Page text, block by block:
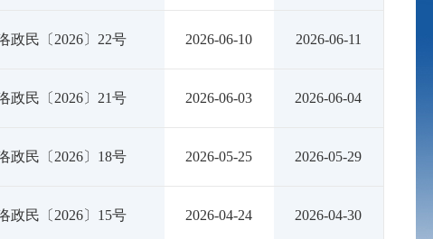
政民〔2026〕22号 2026-06-10 2026-06-11
政民〔2026〕21号 2026-06-03 2026-06-04
政民〔2026〕18号 2026-05-25 2026-05-29
政民〔2026〕15号 2026-04-24 2026-04-30